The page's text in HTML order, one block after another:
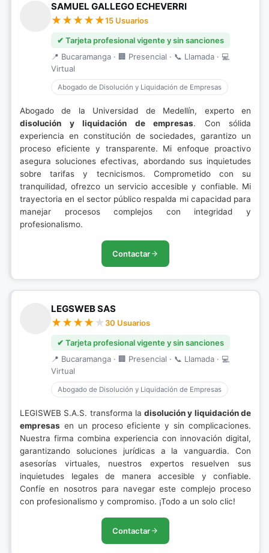
SAMUEL GALLEGO ECHEVERRI
15 Usuarios
✔ Tarjeta profesional vigente y sin sanciones
📍 Bucaramanga · 🏢 Presencial · 📞 Llamada · 💻
Virtual
Abogado de Disolución y Liquidación de Empresas
Abogado de la Universidad de Medellín, experto en
disolución y liquidación de empresas. Con sólida
experiencia en constitución de sociedades, garantizo un
proceso eficiente y transparente. Mi enfoque proactivo
asegura soluciones efectivas, abordando sus inquietudes
sobre tarifas y tecnicismos. Comprometido con su
tranquilidad, ofrezco un servicio accesible y confiable. Mi
trayectoria en el sector público respalda mi capacidad para
manejar procesos complejos con integridad y
profesionalismo.
Contactar
LEGSWEB SAS
30 Usuarios
✔ Tarjeta profesional vigente y sin sanciones
📍 Bucaramanga · 🏢 Presencial · 📞 Llamada · 💻
Virtual
Abogado de Disolución y Liquidación de Empresas
LEGISWEB S.A.S. transforma ladisolución y liquidación de
empresas en un proceso eficiente y sin complicaciones.
Nuestra firma combina experiencia con innovación digital,
garantizando soluciones jurídicas a la vanguardia. Con
asesorías virtuales, nuestros expertos resuelven sus
inquietudes legales de manera accesible y confiable.
Confíe en nosotros para navegar este complejo proceso
con profesionalismo y compromiso. ¡Todo a un solo clic!
Contactar